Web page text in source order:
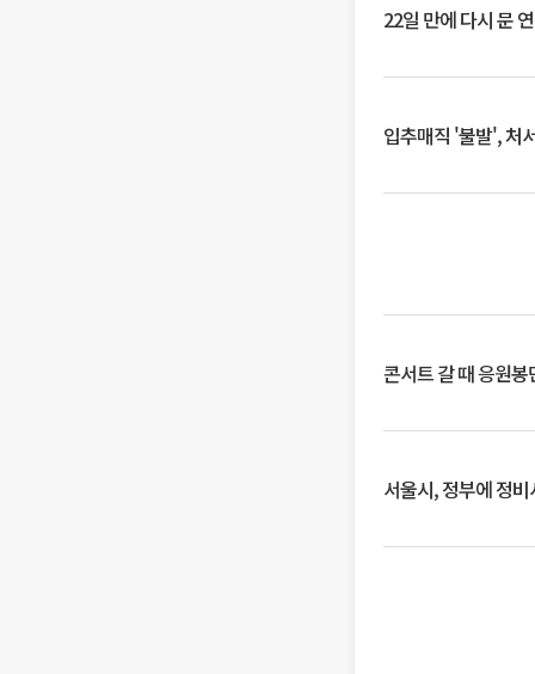
22일 만에 다시 문
입추매직 '불발', 처
콘서트 갈 때 응원
서울시, 정부에 정